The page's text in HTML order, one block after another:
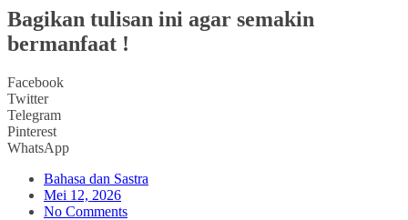
Bagikan tulisan ini agar semakin
bermanfaat !
Facebook
Twitter
Telegram
Pinterest
WhatsApp
Bahasa dan Sastra
Mei 12, 2026
No Comments